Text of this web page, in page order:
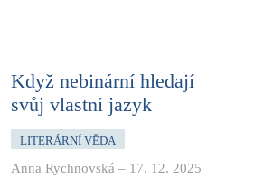
Když nebinární hledají
svůj vlastní jazyk
LITERÁRNÍ VĚDA
Anna Rychnovská – 17. 12. 2025